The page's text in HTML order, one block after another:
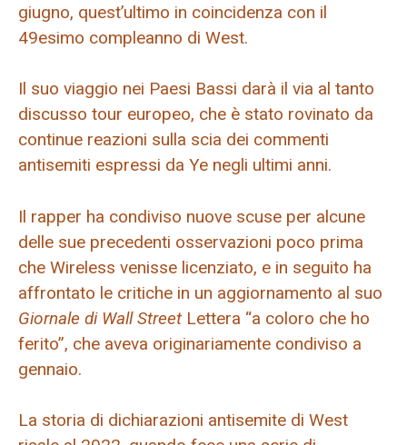
giugno, quest’ultimo in coincidenza con il
49esimo compleanno di West.
Il suo viaggio nei Paesi Bassi darà il via al tanto
discusso tour europeo, che è stato rovinato da
continue reazioni sulla scia dei commenti
antisemiti espressi da Ye negli ultimi anni.
Il rapper ha condiviso nuove scuse per alcune
delle sue precedenti osservazioni poco prima
che Wireless venisse licenziato, e in seguito ha
affrontato le critiche in un aggiornamento al suo
Giornale di Wall Street Lettera “a coloro che ho
ferito”, che aveva originariamente condiviso a
gennaio.
La storia di dichiarazioni antisemite di West